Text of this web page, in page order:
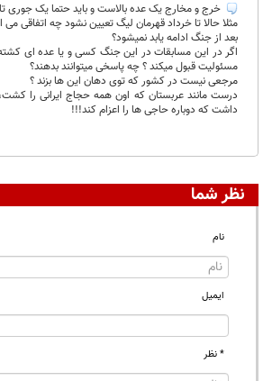
خرج و مخارج یک عده بالاست و باید حتما یک جوری
مثلا حالا تا خرداد قهرمان لیگ تعیین نشود چه اتفاقی می
بعد از جنگ ادامه یابد نمیشود؟
اگر در این مسابقات در این جنگ کسی و یا عده ای کشته
مسئولیت قبول میکند ؟ چه پاسخی میتوانند بدهند؟
مرجعی نیست در کشور که توی دهان این ها بزند ؟
درست مانند عربستان که اون همه حجاج ایرانی را
داشت که دوباره حاجی ها را اعزام کند!!!
نظر شما
نام
ایمیل
* نظر